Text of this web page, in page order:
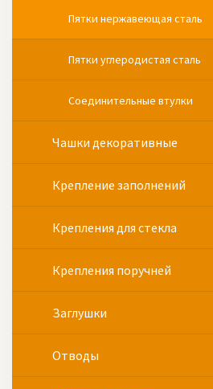
Пятки нержавеющая сталь
Пятки углеродистая сталь
Соединительные втулки
Чашки декоративные
Крепление заполнений
Крепления для стекла
Крепления поручней
Заглушки
Отводы